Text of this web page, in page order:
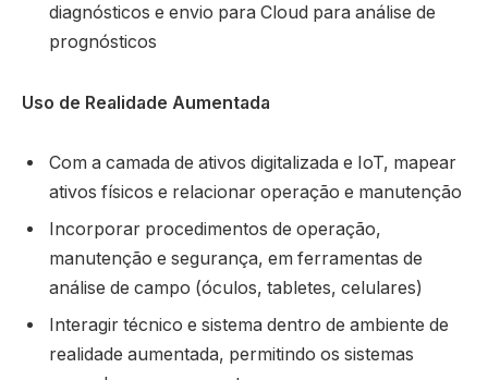
diagnósticos e envio para Cloud para análise de
prognósticos
Uso de Realidade Aumentada
Com a camada de ativos digitalizada e IoT, mapear
ativos físicos e relacionar operação e manutenção
Incorporar procedimentos de operação,
manutenção e segurança, em ferramentas de
análise de campo (óculos, tabletes, celulares)
Interagir técnico e sistema dentro de ambiente de
realidade aumentada, permitindo os sistemas